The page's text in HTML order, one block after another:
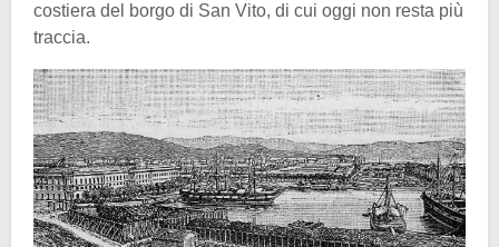
costiera del borgo di San Vito, di cui oggi non resta più
traccia.